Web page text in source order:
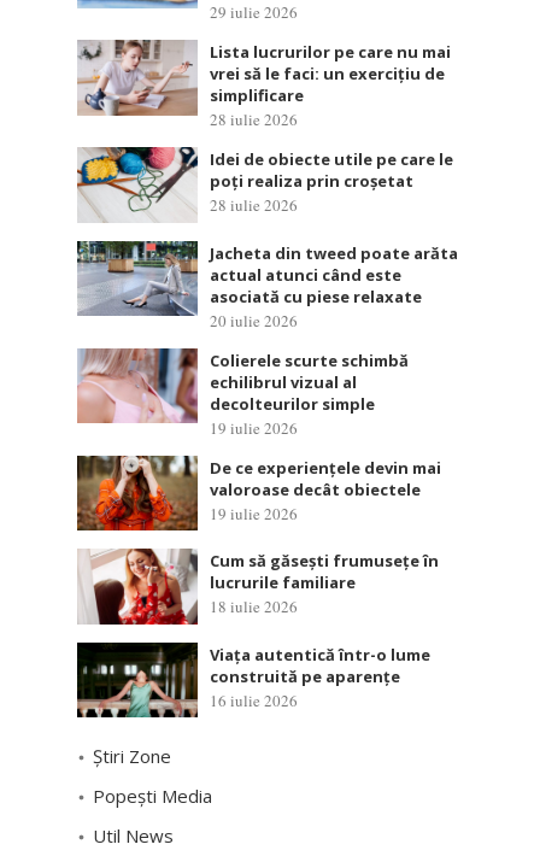
29 iulie 2026
Lista lucrurilor pe care nu mai
vrei să le faci: un exercițiu de
simplificare
28 iulie 2026
Idei de obiecte utile pe care le
poți realiza prin croșetat
28 iulie 2026
Jacheta din tweed poate arăta
actual atunci când este
asociată cu piese relaxate
20 iulie 2026
Colierele scurte schimbă
echilibrul vizual al
decolteurilor simple
19 iulie 2026
De ce experiențele devin mai
valoroase decât obiectele
19 iulie 2026
Cum să găsești frumusețe în
lucrurile familiare
18 iulie 2026
Viața autentică într-o lume
construită pe aparențe
16 iulie 2026
Știri Zone
Popești Media
Util News